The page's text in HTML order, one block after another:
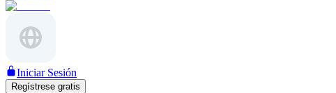
Iniciar Sesión
Regístrese gratis